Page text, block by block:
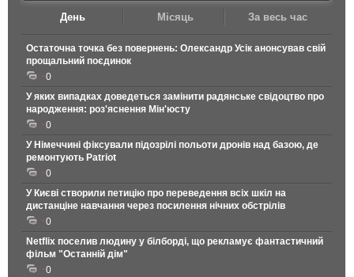
День Місяць За весь час
Остаточна точка без повернень: Олександр Усік анонсував свій
прощальний поєдинок
0
У яких випадках доведеться замінити радянське свідоцтво про
народження: роз'яснення Мін'юсту
0
У Німеччині фіксували підозрілі польоти дронів над базою, де
ремонтують Patriot
0
У Києві створили петицію про переведення всіх шкіл на
дистанціне навчання через посилення нічних обстрілів
0
Netflix поселив людину у білборді, що рекламує фантастичний
фільм "Останній дім"
0